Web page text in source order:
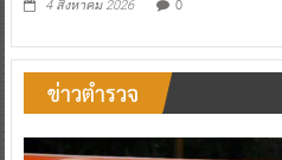
4 สิงหาคม 2026 0
ข่าวตำรวจ